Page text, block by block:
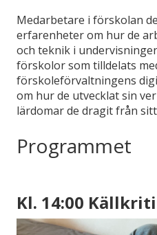
Medarbetare i förskolan
erfarenheter om hur de
och teknik i
förskolor som tilldelats
förskoleförvaltningens
om hur de utvecklat sin
lärdomar de dragit från
Programmet
Kl. 14:00